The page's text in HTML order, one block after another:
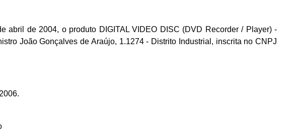
de 2004, o produto DIGITAL VIDEO DISC (DVD Recorder / Player) -
João Gonçalves de Araújo, 1.1274 - Distrito Industrial, inscrita no CNPJ